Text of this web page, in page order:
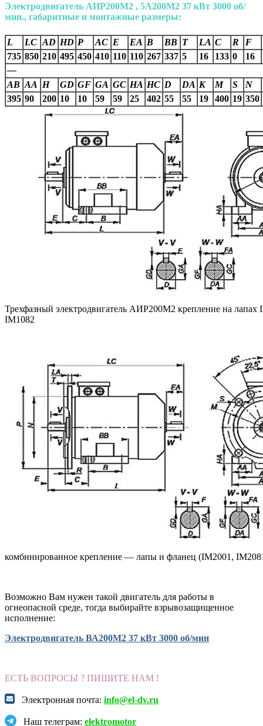
Электродвигатель АИР200М2 , 5А200М2 37 кВт 3000 об/
мин., габаритные и монтажные размеры:
L LC AD HD P AC E EA B BB T LA C R
F
735 850 210 495 450 410 110 110 267 337 5 16 133 0
16
—
AВ AA H GD GF GA GC HA HC D DA K M S
N
395 90 200 10 10 59 59 25 402 55 55 19 400 19 350
Трехфазный электродвигатель АИР200М2 крепление на
IM1082
комбинированное крепление — лапы и фланец (IM2001,
Возможно Вам нужен такой двигатель для работы в
огнеопасной среде, тогда выбирайте взрывозащищенное
исполнение:
Электродвигатель ВА200М2 37 кВт 3000 об/мин
ЕСТЬ ВОПРОСЫ ? ПИШИТЕ НАМ !
Электронная почта: info@el-dv.ru
Наш телеграм: elektromotor